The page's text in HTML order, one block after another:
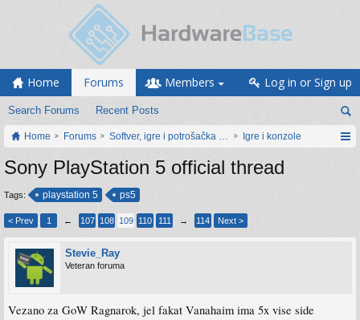
Home Forums
Search Forums Recent Posts
Members Log in or Sign up
Home Forums Softver, igre i potrošačka elektronikaIgre i konzole
Sony PlayStation 5 official thread
Tags: playstation 5 ps5
< Prev 1 ← 107 108 109 110 111 → 114 Next >
Stevie_Ray
Veteran foruma
Vezano za GoW Ragnarok, jel fakat Vanahaim ima 5x vise side